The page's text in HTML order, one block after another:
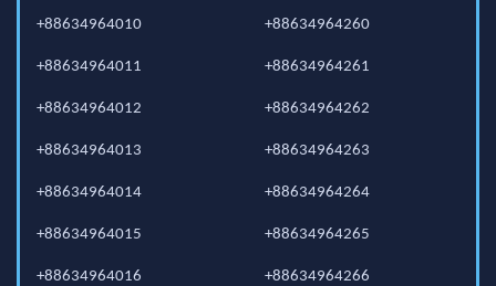
+88634964010
+88634964011
+88634964012
+88634964013
+88634964014
+88634964015
+88634964016
+88634964260
+88634964261
+88634964262
+88634964263
+88634964264
+88634964265
+88634964266